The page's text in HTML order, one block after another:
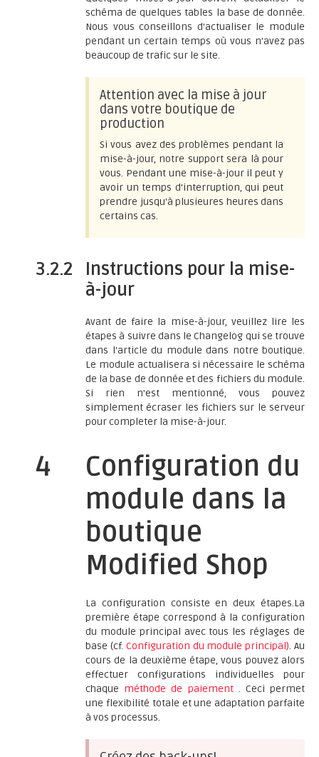
schéma de quelques tables la base de donnée.
Nous vous conseillons d'actualiser le module
pendant un certain temps où vous n'avez pas
beaucoup de trafic sur le site.
Attention avec la mise à jour
dans votre boutique de
production
Si vous avez des problèmes pendant la
mise-à-jour, notre support sera là pour
vous. Pendant une mise-à-jour il peut y
avoir un temps d'interruption, qui peut
prendre jusqu'à plusieures heures dans
certains cas.
3.2.2
Instructions pour la mise-
à-jour
Avant de faire la mise-à-jour, veuillez lire les
étapes à suivre dans le Changelog qui se trouve
dans l'article du module dans notre boutique.
Le module actualisera si nécessaire le schéma
de la base de donnée et des fichiers du module.
Si rien n'est mentionné, vous pouvez
simplement écraser les fichiers sur le serveur
pour completer la mise-à-jour.
4
Configuration du
module dans la
boutique
Modified Shop
La configuration consiste en deux étapes.La
première étape correspond à la configuration
du module principal avec tous les réglages de
base (cf. Configuration du module principal). Au
cours de la deuxième étape, vous pouvez alors
effectuer configurations individuelles pour
chaque méthode de paiement . Ceci permet
une flexibilité totale et une adaptation parfaite
à vos processus.